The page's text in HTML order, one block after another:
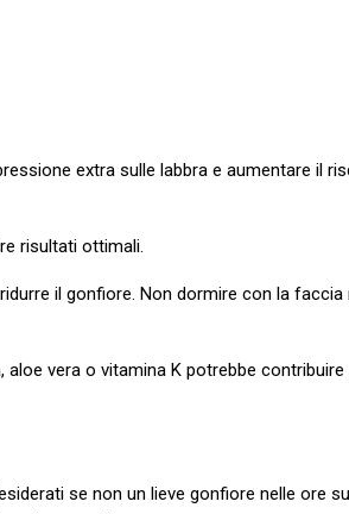
extra sulle labbra e aumentare il
risultati ottimali.
il gonfiore. Non dormire con la
vera o vitamina K potrebbe contribuire
se non un lieve gonfiore nelle ore